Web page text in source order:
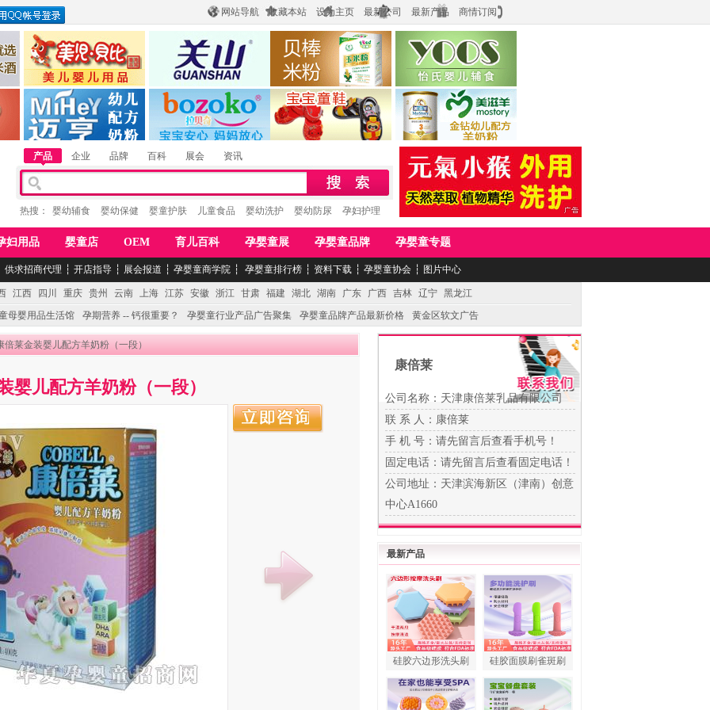
网站导航 收藏本站 设为主页 最新公司 最新产品 商情订阅
惠州市美儿婴儿用品公司
湖南迈亨母婴用品有限公司
陕西关山乳业有限公司
香港欧嘻高婴童用品公司
江西贝棒儿童食品 上海怡氏食品科技有限公司
湖南美滋生物科技有限公司
产品 企业 品牌 百科 展会 资讯
热搜： 婴幼辅食 婴幼保健 婴童护肤 儿童食品 婴幼洗护 婴幼防尿 孕妇护理
妇用品 婴童店 OEM 育儿百科 孕婴童展 孕婴童品牌 孕婴童专题
供求招商代理 ┆ 开店指导 ┆ 展会报道 ┆ 孕婴童商学院 ┆ 孕婴童排行榜 ┆ 资料下载 ┆ 孕婴童协会 ┆ 图片中心
江西 四川 重庆 贵州 云南 上海 江苏 安徽 浙江 甘肃 福建 湖北 湖南 广东 广西 吉林 辽宁 黑龙江
母婴用品生活馆
孕期营养 -- 钙很重要？ 孕婴童行业产品广告聚集 孕婴童品牌产品最新价格 黄金区软文广告
倍莱金装婴儿配方羊奶粉（一段）
婴儿配方羊奶粉（一段）
康倍莱
公司名称：天津康倍莱乳品有限公司
联 系 人：康倍莱
手 机 号： 请先留言后查看手机号！
固定电话： 请先留言后查看固定电话！
公司地址：天津滨海新区（津南）创意
中心A1660
最新产品
硅胶六边形洗头刷 硅胶面膜刷雀斑刷